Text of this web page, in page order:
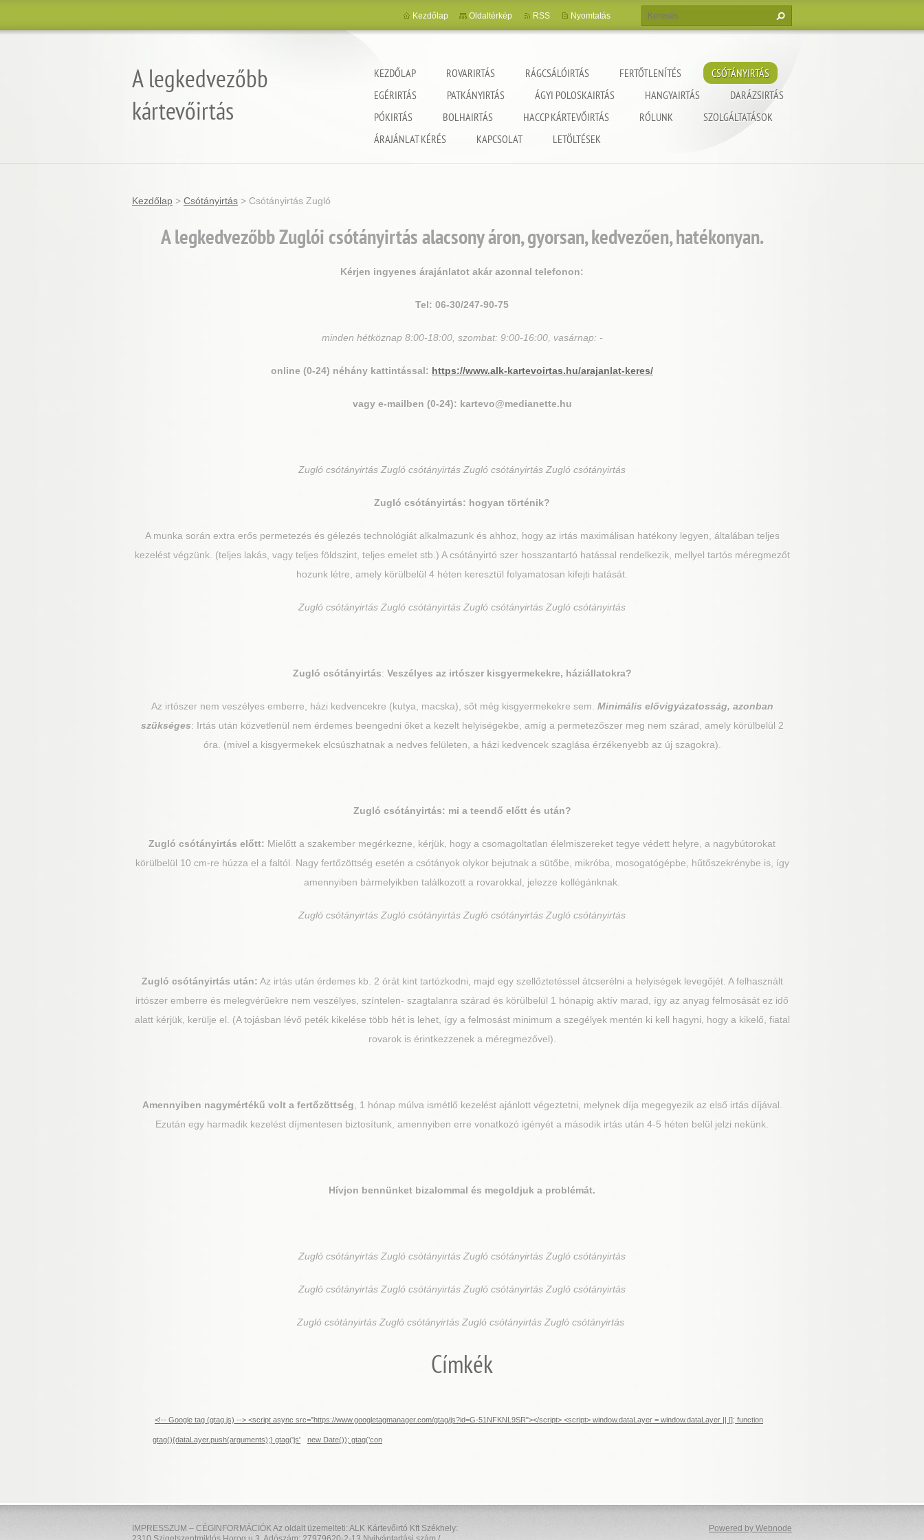
A legkedvezőbb
kártevőirtás
KEZDŐLAP ROVARIRTÁS RÁGCSÁLÓIRTÁS FERTŐTLENÍTÉS
CSÓTÁNYIRTÁS
EGÉRIRTÁS
PATKÁNYIRTÁS ÁGYI POLOSKAIRTÁS HANGYAIRTÁS
DARÁZSIRTÁS
PÓKIRTÁS
BOLHAIRTÁS HACCP KÁRTEVŐIRTÁS RÓLUNK
SZOLGÁLTATÁSOK
ÁRAJÁNLAT KÉRÉS
KAPCSOLAT LETÖLTÉSEK
Kezdőlap Oldaltérkép RSS Nyomtatás
Kezdőlap > Csótányirtás > Csótányirtás Zugló
A legkedvezőbb Zuglói csótányirtás alacsony áron, gyorsan, kedvezően, hatékonyan.
Kérjen ingyenes árajánlatot akár azonnal telefonon:
Tel: 06-30/247-90-75
minden hétköznap 8:00-18:00, szombat: 9:00-16:00, vasárnap: -
online (0-24) néhány kattintással: https://www.alk-kartevoirtas.hu/arajanlat-keres/
vagy e-mailben (0-24): kartevo@medianette.hu
Zugló csótányirtás Zugló csótányirtás Zugló csótányirtás Zugló csótányirtás
Zugló csótányirtás: hogyan történik?
A munka során extra erős permetezés és gélezés technológiát alkalmazunk és ahhoz, hogy az irtás maximálisan hatékony legyen, általában teljes
kezelést végzünk. (teljes lakás, vagy teljes földszint, teljes emelet stb.) A csótányirtó szer hosszantartó hatással rendelkezik, mellyel tartós méregmezőt
hozunk létre, amely körülbelül 4 héten keresztül folyamatosan kifejti hatását.
Zugló csótányirtás Zugló csótányirtás Zugló csótányirtás Zugló csótányirtás
Zugló csótányirtás: Veszélyes az irtószer kisgyermekekre, háziállatokra?
Az irtószer nem veszélyes emberre, házi kedvencekre (kutya, macska), sőt még kisgyermekekre sem. Minimális elővigyázatosság, azonban
szükséges: Irtás után közvetlenül nem érdemes beengedni őket a kezelt helyiségekbe, amíg a permetezőszer meg nem szárad, amely körülbelül 2
óra. (mivel a kisgyermekek elcsúszhatnak a nedves felületen, a házi kedvencek szaglása érzékenyebb az új szagokra).
Zugló csótányirtás: mi a teendő előtt és után?
Zugló csótányirtás előtt: Mielőtt a szakember megérkezne, kérjük, hogy a csomagoltatlan élelmiszereket tegye védett helyre, a nagybútorokat
körülbelül 10 cm-re húzza el a faltól. Nagy fertőzöttség esetén a csótányok olykor bejutnak a sütőbe, mikróba, mosogatógépbe, hűtőszekrénybe is, így
amennyiben bármelyikben találkozott a rovarokkal, jelezze kollégánknak.
Zugló csótányirtás Zugló csótányirtás Zugló csótányirtás Zugló csótányirtás
Zugló csótányirtás után: Az irtás után érdemes kb. 2 órát kint tartózkodni, majd egy szellőztetéssel átcserélni a helyiségek levegőjét. A felhasznált
irtószer emberre és melegvérűekre nem veszélyes, színtelen- szagtalanra szárad és körülbelül 1 hónapig aktív marad, így az anyag felmosását ez idő
alatt kérjük, kerülje el. (A tojásban lévő peték kikelése több hét is lehet, így a felmosást minimum a szegélyek mentén ki kell hagyni, hogy a kikelő, fiatal
rovarok is érintkezzenek a méregmezővel).
Amennyiben nagymértékű volt a fertőzöttség , 1 hónap múlva ismétlő kezelést ajánlott végeztetni, melynek díja megegyezik az első irtás díjával.
Ezután egy harmadik kezelést díjmentesen biztosítunk, amennyiben erre vonatkozó igényét a második irtás után 4-5 héten belül jelzi nekünk.
Hívjon bennünket bizalommal és megoldjuk a problémát.
Zugló csótányirtás Zugló csótányirtás Zugló csótányirtás Zugló csótányirtás
Zugló csótányirtás Zugló csótányirtás Zugló csótányirtás Zugló csótányirtás
Zugló csótányirtás Zugló csótányirtás Zugló csótányirtás Zugló csótányirtás
Címkék
<!-- Google tag (gtag.js) --> <script async src="https://www.googletagmanager.com/gtag/js?id=G-51NFKNL9SR"></script> <script> window.dataLayer = window.dataLayer || []; function
gtag(){dataLayer.push(arguments);} gtag('js' new Date()); gtag('con
IMPRESSZUM – CÉGINFORMÁCIÓK Az oldalt üzemelteti: ALK Kártevőirtó Kft Székhely:
Powered by Webnode